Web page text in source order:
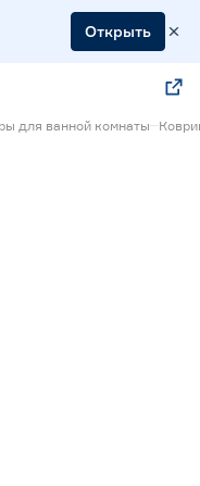
Открыть
для ванной комнаты